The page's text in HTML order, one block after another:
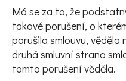
Má se za to, že
takové porušení, o
porušila smlouvu, věděla
druhá smluvní strana
tomto porušení věděla.